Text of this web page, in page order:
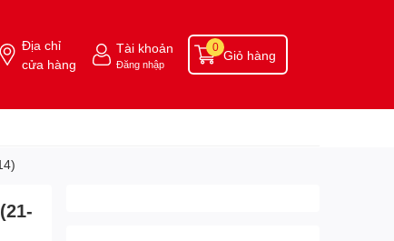
Địa chỉ
cửa hàng
Tài khoản
Đăng nhập
Giỏ hàng
0